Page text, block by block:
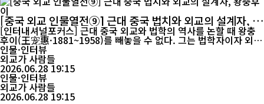
[중국 외교 인물열전⑨] 근대 중국 법치와 외교의 설계자, 왕
충후이
[인터내셔널포커스] 근대 중국 외교와 법학의 역사를 논할 때 왕충
후이(王宠惠·1881~1958)를 빼놓을 수 없다. 그는 법학자이자 외교
관, 정치가였으며, 중국 최초의 근대식 대학 졸업장을 받은 인물이
다. 중화민국 외교총장과 사법총장, 국무총리 대리, 사법원장, 외교
부장 등을 두루 역임했고, 국제연맹 상설국제사법재판소(PCIJ) 재
판관으로 활동한 최초의 중국인이기도 하다. 또한 1945년 유엔헌장
중국어본의 최종 ...
인물·인터뷰
외교가 사람들
2026.06.28 19:15
인물·인터뷰
외교가 사람들
2026.06.28 19:15